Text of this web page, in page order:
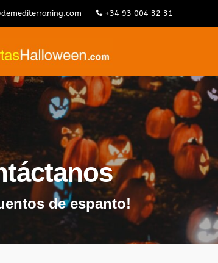
+34 93 004 32 31
de espanto!